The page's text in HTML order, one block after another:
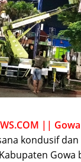
||
kondusif
Gowa